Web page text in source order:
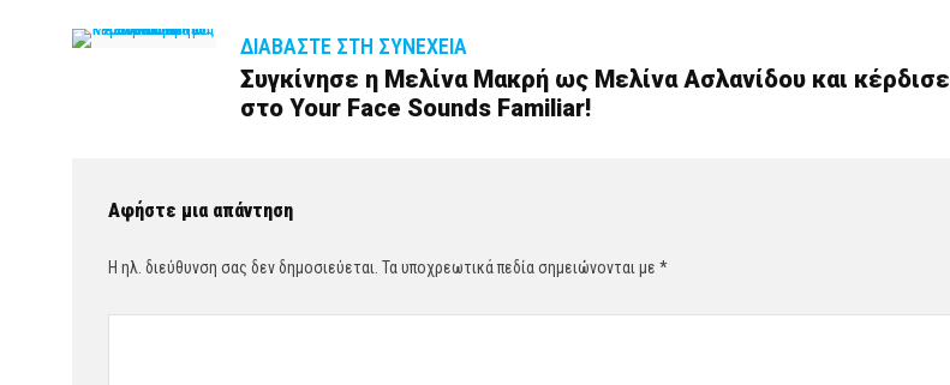
ΔΙΑΒΆΣΤΕ ΣΤΗ ΣΥΝΈΧΕΙΑ
Συγκίνησε η Μελίνα Μακρή ως Μελίνα Ασλανίδου και κέρδισε
στο Your Face Sounds Familiar!
Αφήστε μια απάντηση
Η ηλ. διεύθυνση σας δεν δημοσιεύεται. Τα υποχρεωτικά πεδία σημειώνονται με *